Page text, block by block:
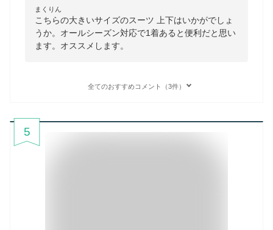
まくりん
こちらの大きいサイズのスーツ 上下はいかがでしょ
うか。オールシーズン対応で1着あると便利だと思い
ます。オススメします。
全てのおすすめコメント（3件）
5